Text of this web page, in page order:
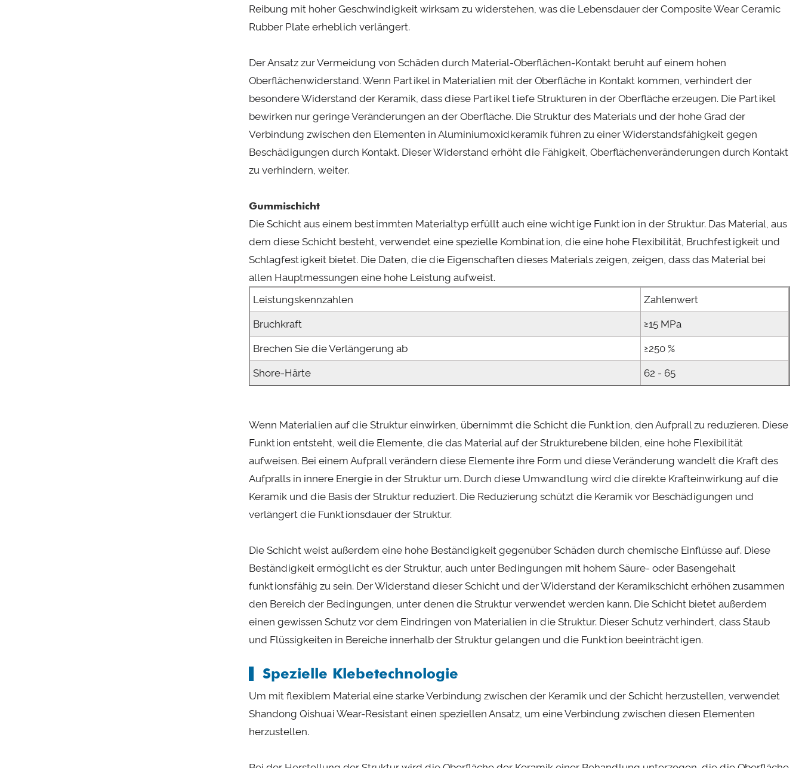
Reibung mit hoher Geschwindigkeit wirksam zu widerstehen, was die Lebensdauer der Composite Wear Ceramic
Rubber Plate erheblich verlängert.
Der Ansatz zur Vermeidung von Schäden durch Material-Oberflächen-Kontakt beruht auf einem hohen
Oberflächenwiderstand. Wenn Partikel in Materialien mit der Oberfläche in Kontakt kommen, verhindert der
besondere Widerstand der Keramik, dass diese Partikel tiefe Strukturen in der Oberfläche erzeugen. Die Partikel
bewirken nur geringe Veränderungen an der Oberfläche. Die Struktur des Materials und der hohe Grad der
Verbindung zwischen den Elementen in Aluminiumoxidkeramik führen zu einer Widerstandsfähigkeit gegen
Beschädigungen durch Kontakt. Dieser Widerstand erhöht die Fähigkeit, Oberflächenveränderungen durch Kontakt
zu verhindern, weiter.
Gummischicht
Die Schicht aus einem bestimmten Materialtyp erfüllt auch eine wichtige Funktion in der Struktur. Das Material, aus
dem diese Schicht besteht, verwendet eine spezielle Kombination, die eine hohe Flexibilität, Bruchfestigkeit und
Schlagfestigkeit bietet. Die Daten, die die Eigenschaften dieses Materials zeigen, zeigen, dass das Material bei
allen Hauptmessungen eine hohe Leistung aufweist.
Leistungskennzahlen
Zahlenwert
Bruchkraft ≥15 MPa
Brechen Sie die Verlängerung ab ≥250 %
Shore-Härte 62 - 65
Wenn Materialien auf die Struktur einwirken, übernimmt die Schicht die Funktion, den Aufprall zu reduzieren. Diese
Funktion entsteht, weil die Elemente, die das Material auf der Strukturebene bilden, eine hohe Flexibilität
aufweisen. Bei einem Aufprall verändern diese Elemente ihre Form und diese Veränderung wandelt die Kraft des
Aufpralls in innere Energie in der Struktur um. Durch diese Umwandlung wird die direkte Krafteinwirkung auf die
Keramik und die Basis der Struktur reduziert. Die Reduzierung schützt die Keramik vor Beschädigungen und
verlängert die Funktionsdauer der Struktur.
Die Schicht weist außerdem eine hohe Beständigkeit gegenüber Schäden durch chemische Einflüsse auf. Diese
Beständigkeit ermöglicht es der Struktur, auch unter Bedingungen mit hohem Säure- oder Basengehalt
funktionsfähig zu sein. Der Widerstand dieser Schicht und der Widerstand der Keramikschicht erhöhen zusammen
den Bereich der Bedingungen, unter denen die Struktur verwendet werden kann. Die Schicht bietet außerdem
einen gewissen Schutz vor dem Eindringen von Materialien in die Struktur. Dieser Schutz verhindert, dass Staub
und Flüssigkeiten in Bereiche innerhalb der Struktur gelangen und die Funktion beeinträchtigen.
Spezielle Klebetechnologie
Um mit flexiblem Material eine starke Verbindung zwischen der Keramik und der Schicht herzustellen, verwendet
Shandong Qishuai Wear-Resistant einen speziellen Ansatz, um eine Verbindung zwischen diesen Elementen
herzustellen.